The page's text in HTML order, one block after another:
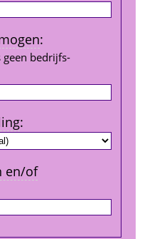
:
geen bedrijfs­
:
en/of